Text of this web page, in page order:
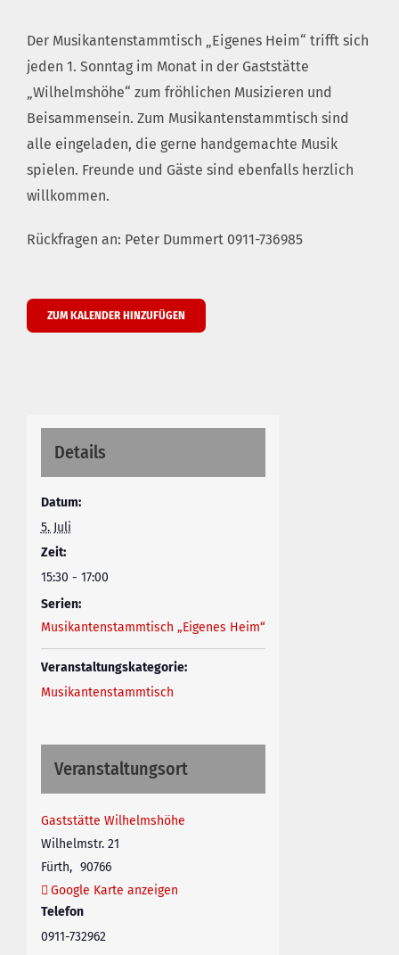
Der Musikantenstammtisch „Eigenes Heim“ trifft sich
jeden 1. Sonntag im Monat in der Gaststätte
„Wilhelmshöhe“ zum fröhlichen Musizieren und
Beisammensein. Zum Musikantenstammtisch sind
alle eingeladen, die gerne handgemachte Musik
spielen. Freunde und Gäste sind ebenfalls herzlich
willkommen.
Rückfragen an: Peter Dummert 0911-736985
ZUM KALENDER HINZUFÜGEN
Details
Datum:
5. Juli
Zeit:
15:30 - 17:00
Serien:
Musikantenstammtisch „Eigenes Heim“
Veranstaltungskategorie:
Musikantenstammtisch
Veranstaltungsort
Gaststätte Wilhelmshöhe
Wilhelmstr. 21
Fürth, 90766
Google Karte anzeigen
Telefon
0911-732962